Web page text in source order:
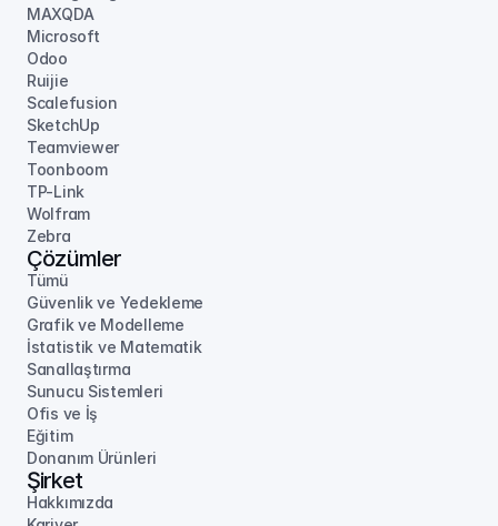
MAXQDA
Microsoft
Odoo
Ruijie
Scalefusion
SketchUp
Teamviewer
Toonboom
TP-Link
Wolfram
Zebra
Çözümler
Tümü
Güvenlik ve Yedekleme
Grafik ve Modelleme
İstatistik ve Matematik
Sanallaştırma
Sunucu Sistemleri
Ofis ve İş
Eğitim
Donanım Ürünleri
Şirket
Hakkımızda